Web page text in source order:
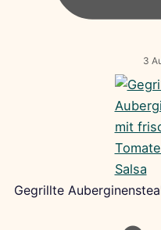
3
Gegrillte